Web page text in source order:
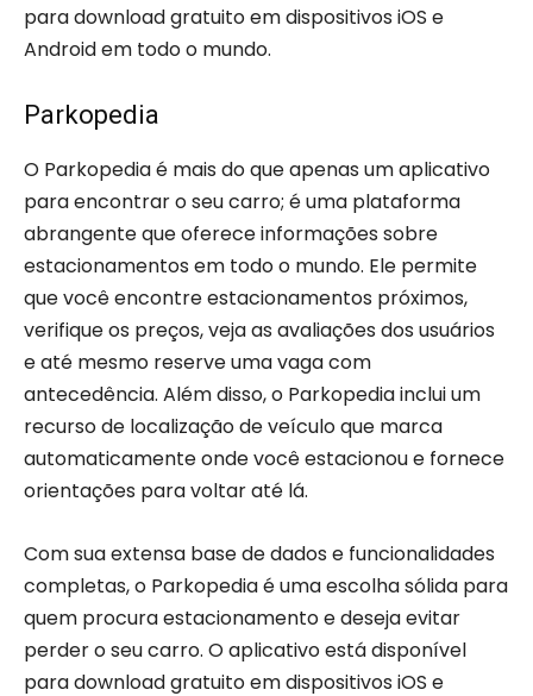
para download gratuito em dispositivos iOS e
Android em todo o mundo.
Parkopedia
O Parkopedia é mais do que apenas um aplicativo
para encontrar o seu carro; é uma plataforma
abrangente que oferece informações sobre
estacionamentos em todo o mundo. Ele permite
que você encontre estacionamentos próximos,
verifique os preços, veja as avaliações dos usuários
e até mesmo reserve uma vaga com
antecedência. Além disso, o Parkopedia inclui um
recurso de localização de veículo que marca
automaticamente onde você estacionou e fornece
orientações para voltar até lá.
Com sua extensa base de dados e funcionalidades
completas, o Parkopedia é uma escolha sólida para
quem procura estacionamento e deseja evitar
perder o seu carro. O aplicativo está disponível
para download gratuito em dispositivos iOS e